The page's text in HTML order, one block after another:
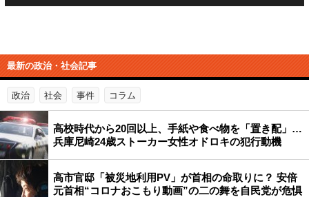
最新の政治・社会記事
政治 社会 事件 コラム
高校時代から20回以上、手紙や食べ物を「置き配」…
兵庫尼崎24歳ストーカー女性オドロキの犯行動機
高市官邸「被災地利用PV」が首相の命取りに？ 安倍
元首相“コロナおこもり動画”の二の舞を自民党が危惧